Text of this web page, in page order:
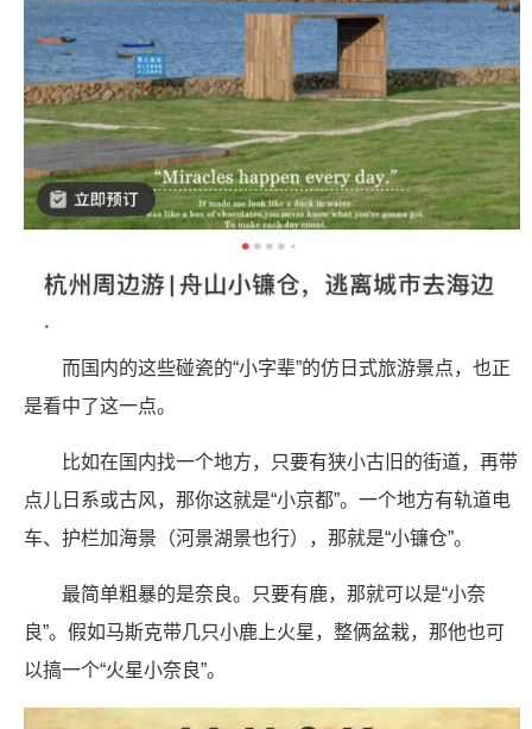
而国内的这些碰瓷的“小字辈”的仿日式旅游景点，也正
是看中了这一点。
比如在国内找一个地方，只要有狭小古旧的街道，再带
点儿日系或古风，那你这就是“小京都”。一个地方有轨道电
车、护栏加海景（河景湖景也行），那就是“小镰仓”。
最简单粗暴的是奈良。只要有鹿，那就可以是“小奈
良”。假如马斯克带几只小鹿上火星，整俩盆栽，那他也可
以搞一个“火星小奈良”。